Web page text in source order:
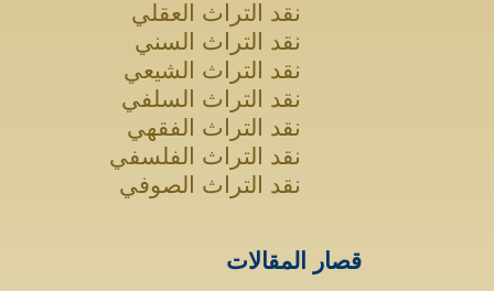
نقد التراث العقلي
نقد التراث السني
نقد التراث الشيعي
نقد التراث السلفي
نقد التراث الفقهي
نقد التراث الفلسفي
نقد التراث الصوفي
قصار المقالات